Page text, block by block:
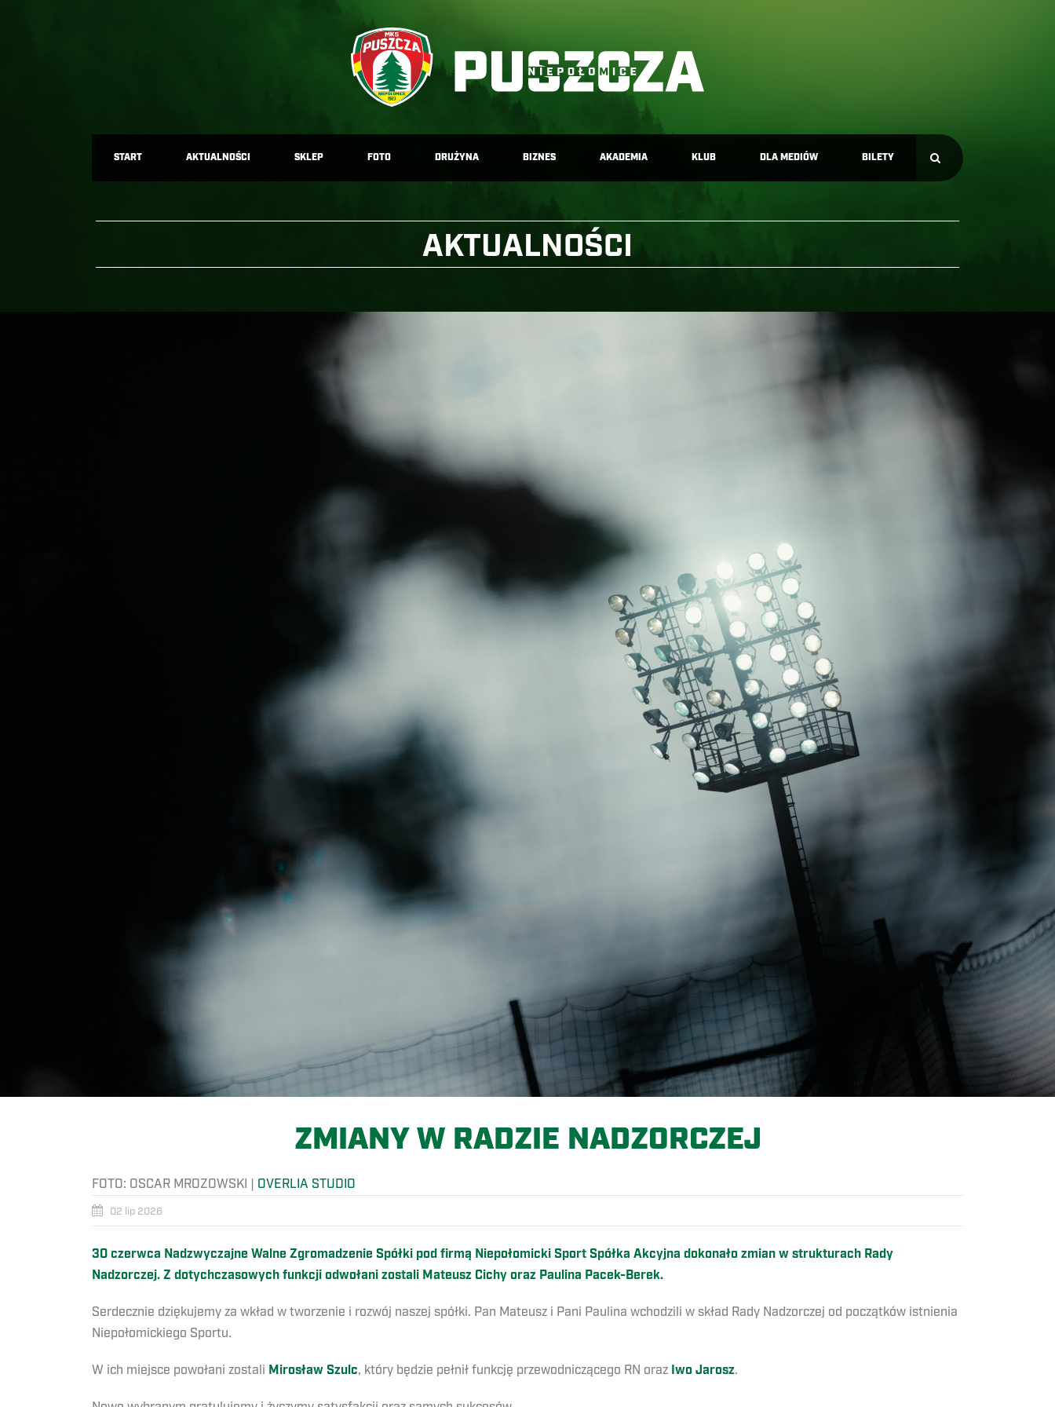
START AKTUALNOŚCI SKLEP FOTO DRUŻYNA BIZNES AKADEMIA KLUB DLA MEDIÓW BILETY
AKTUALNOŚCI
ZMIANY W RADZIE NADZORCZEJ
FOTO: OSCAR MROZOWSKI OVERLIA STUDIO
02 lip 2026
30 czerwca Nadzwyczajne Walne Zgromadzenie Spółki pod firmą Niepołomicki Sport Spółka Akcyjna dokonało zmian w strukturach Rady
Nadzorczej. Z dotychczasowych funkcji odwołani zostali Mateusz Cichy oraz Paulina Pacek-Berek.
Serdecznie dziękujemy za wkład w tworzenie i rozwój naszej spółki. Pan Mateusz i Pani Paulina wchodzili w skład Rady Nadzorczej od początków istnienia
Niepołomickiego Sportu.
W ich miejsce powołani zostali Mirosław Szulc, który będzie pełnił funkcję przewodniczącego RN oraz Iwo Jarosz.